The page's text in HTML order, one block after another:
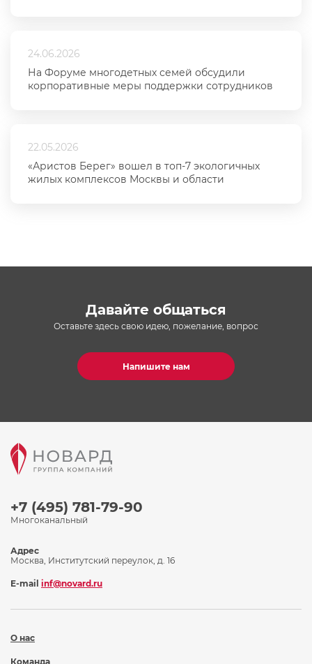
24.06.2026
На Форуме многодетных семей обсудили
корпоративные меры поддержки сотрудников
22.05.2026
«Аристов Берег» вошел в топ-7 экологичных
жилых комплексов Москвы и области
Давайте общаться
Оставьте здесь свою идею, пожелание, вопрос
Напишите нам
+7 (495) 781-79-90
Многоканальный
О нас
Команда
Адрес
Москва, Институтский переулок, д. 16
E-mail inf@novard.ru